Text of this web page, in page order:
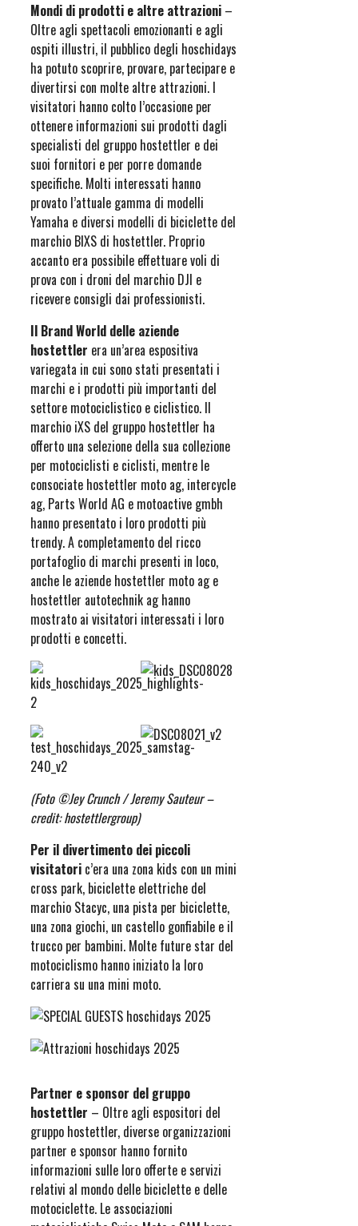
Mondi di prodotti e altre attrazioni –
Oltre agli spettacoli emozionanti e agli
ospiti illustri, il pubblico degli hoschidays
ha potuto scoprire, provare, partecipare e
divertirsi con molte altre attrazioni. I
visitatori hanno colto l’occasione per
ottenere informazioni sui prodotti dagli
specialisti del gruppo hostettler e dei
suoi fornitori e per porre domande
specifiche. Molti interessati hanno
provato l’attuale gamma di modelli
Yamaha e diversi modelli di biciclette del
marchio BIXS di hostettler. Proprio
accanto era possibile effettuare voli di
prova con i droni del marchio DJI e
ricevere consigli dai professionisti.
Il Brand World delle aziende
hostettler era un’area espositiva
variegata in cui sono stati presentati i
marchi e i prodotti più importanti del
settore motociclistico e ciclistico. Il
marchio iXS del gruppo hostettler ha
offerto una selezione della sua collezione
per motociclisti e ciclisti, mentre le
consociate hostettler moto ag, intercycle
ag, Parts World AG e motoactive gmbh
hanno presentato i loro prodotti più
trendy. A completamento del ricco
portafoglio di marchi presenti in loco,
anche le aziende hostettler moto ag e
hostettler autotechnik ag hanno
mostrato ai visitatori interessati i loro
prodotti e concetti.
(Foto ©Jey Crunch / Jeremy Sauteur –
credit: hostettlergroup)
Per il divertimento dei piccoli
visitatori c’era una zona kids con un mini
cross park, biciclette elettriche del
marchio Stacyc, una pista per biciclette,
una zona giochi, un castello gonfiabile e il
trucco per bambini. Molte future star del
motociclismo hanno iniziato la loro
carriera su una mini moto.
Partner e sponsor del gruppo
hostettler – Oltre agli espositori del
gruppo hostettler, diverse organizzazioni
partner e sponsor hanno fornito
informazioni sulle loro offerte e servizi
relativi al mondo delle biciclette e delle
motociclette. Le associazioni